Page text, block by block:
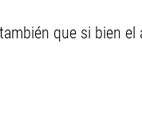
que si bien el